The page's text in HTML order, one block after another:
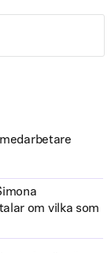
om vilka som